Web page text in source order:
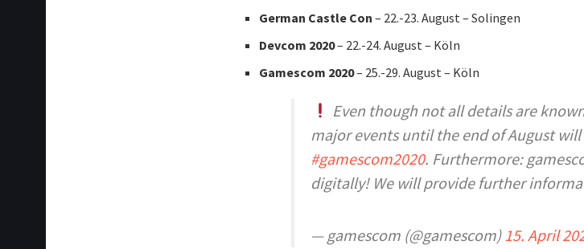
German Castle Con – 22.-23. August – Solingen
Devcom 2020– 22.-24. August – Köln
Gamescom 2020– 25.-29. August – Köln
Even though not all details are
major events until the end of August
#gamescom2020. Furthermore:
digitally! We will provide further
— gamescom (@gamescom)15. April